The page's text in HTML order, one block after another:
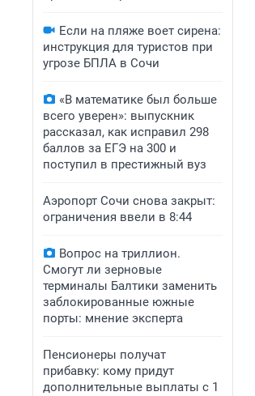
Если на пляже воет сирена:
инструкция для туристов при
угрозе БПЛА в Сочи
«В математике был больше
всего уверен»: выпускник
рассказал, как исправил 298
баллов за ЕГЭ на 300 и
поступил в престижный вуз
Аэропорт Сочи снова закрыт:
ограничения ввели в 8:44
Вопрос на триллион.
Смогут ли зерновые
терминалы Балтики заменить
заблокированные южные
порты: мнение эксперта
Пенсионеры получат
прибавку: кому придут
дополнительные выплаты с 1